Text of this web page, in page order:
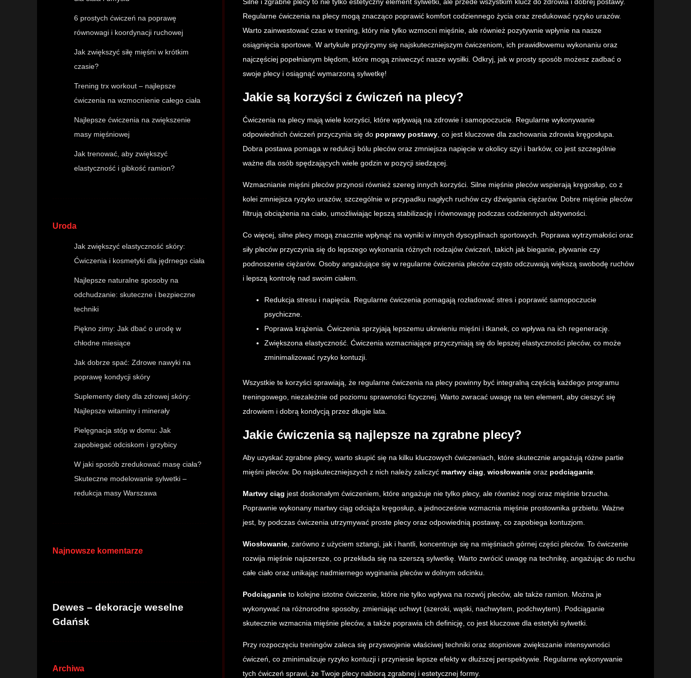
6 prostych ćwiczeń na poprawę
równowagi i koordynacji ruchowej
Jak zwiększyć siłę mięśni w krótkim
czasie?
Trening trx workout – najlepsze
ćwiczenia na wzmocnienie całego ciała
Najlepsze ćwiczenia na zwiększenie
masy mięśniowej
Jak trenować, aby zwiększyć
elastyczność i gibkość ramion?
Uroda
Jak zwiększyć elastyczność skóry:
Ćwiczenia i kosmetyki dla jędrnego ciała
Najlepsze naturalne sposoby na
odchudzanie: skuteczne i bezpieczne
techniki
Piękno zimy: Jak dbać o urodę w
chłodne miesiące
Jak dobrze spać: Zdrowe nawyki na
poprawę kondycji skóry
Suplementy diety dla zdrowej skóry:
Najlepsze witaminy i minerały
Pielęgnacja stóp w domu: Jak
zapobiegać odciskom i grzybicy
W jaki sposób zredukować masę ciała?
Skuteczne modelowanie sylwetki –
redukcja masy Warszawa
Najnowsze komentarze
Dewes – dekoracje weselne
Gdańsk
Archiwa
Regularne ćwiczenia na plecy mogą znacząco poprawić komfort codziennego życia oraz zredukować ryzyko urazów.
Warto zainwestować czas w trening, który nie tylko wzmocni mięśnie, ale również pozytywnie wpłynie na nasze
osiągnięcia sportowe. W artykule przyjrzymy się najskuteczniejszym ćwiczeniom, ich prawidłowemu wykonaniu oraz
najczęściej popełnianym błędom, które mogą zniweczyć nasze wysiłki. Odkryj, jak w prosty sposób możesz zadbać o
swoje plecy i osiągnąć wymarzoną sylwetkę!
Jakie są korzyści z ćwiczeń na plecy?
Ćwiczenia na plecy mają wiele korzyści, które wpływają na zdrowie i samopoczucie. Regularne wykonywanie
odpowiednich ćwiczeń przyczynia się do poprawy postawy , co jest kluczowe dla zachowania zdrowia kręgosłupa.
Dobra postawa pomaga w redukcji bólu pleców oraz zmniejsza napięcie w okolicy szyi i barków, co jest szczególnie
ważne dla osób spędzających wiele godzin w pozycji siedzącej.
Wzmacnianie mięśni pleców przynosi również szereg innych korzyści. Silne mięśnie pleców wspierają kręgosłup, co z
kolei zmniejsza ryzyko urazów, szczególnie w przypadku nagłych ruchów czy dźwigania ciężarów. Dobre mięśnie pleców
filtrują obciążenia na ciało, umożliwiając lepszą stabilizację i równowagę podczas codziennych aktywności.
Co więcej, silne plecy mogą znacznie wpłynąć na wyniki w innych dyscyplinach sportowych. Poprawa wytrzymałości oraz
siły pleców przyczynia się do lepszego wykonania różnych rodzajów ćwiczeń, takich jak bieganie, pływanie czy
podnoszenie ciężarów. Osoby angażujące się w regularne ćwiczenia pleców często odczuwają większą swobodę ruchów
i lepszą kontrolę nad swoim ciałem.
Redukcja stresu i napięcia. Regularne ćwiczenia pomagają rozładować stres i poprawić samopoczucie
psychiczne.
Poprawa krążenia. Ćwiczenia sprzyjają lepszemu ukrwieniu mięśni i tkanek, co wpływa na ich regenerację.
Zwiększona elastyczność. Ćwiczenia wzmacniające przyczyniają się do lepszej elastyczności pleców, co może
zminimalizować ryzyko kontuzji.
Wszystkie te korzyści sprawiają, że regularne ćwiczenia na plecy powinny być integralną częścią każdego programu
treningowego, niezależnie od poziomu sprawności fizycznej. Warto zwracać uwagę na ten element, aby cieszyć się
zdrowiem i dobrą kondycją przez długie lata.
Jakie ćwiczenia są najlepsze na zgrabne plecy?
Aby uzyskać zgrabne plecy, warto skupić się na kilku kluczowych ćwiczeniach, które skutecznie angażują różne partie
mięśni pleców. Do najskuteczniejszych z nich należy zaliczyć martwy ciąg wiosłowanie oraz podciąganie
Martwy ciąg jest doskonałym ćwiczeniem, które angażuje nie tylko plecy, ale również nogi oraz mięśnie brzucha.
Poprawnie wykonany martwy ciąg odciąża kręgosłup, a jednocześnie wzmacnia mięśnie prostownika grzbietu. Ważne
jest, by podczas ćwiczenia utrzymywać proste plecy oraz odpowiednią postawę, co zapobiega kontuzjom.
Wiosłowanie , zarówno z użyciem sztangi, jak i hantli, koncentruje się na mięśniach górnej części pleców. To ćwiczenie
rozwija mięśnie najszersze, co przekłada się na szerszą sylwetkę. Warto zwrócić uwagę na technikę, angażując do ruchu
całe ciało oraz unikając nadmiernego wyginania pleców w dolnym odcinku.
Podciąganie to kolejne istotne ćwiczenie, które nie tylko wpływa na rozwój pleców, ale także ramion. Można je
wykonywać na różnorodne sposoby, zmieniając uchwyt (szeroki, wąski, nachwytem, podchwytem). Podciąganie
skutecznie wzmacnia mięśnie pleców, a także poprawia ich definicję, co jest kluczowe dla estetyki sylwetki.
Przy rozpoczęciu treningów zaleca się przyswojenie właściwej techniki oraz stopniowe zwiększanie intensywności
ćwiczeń, co zminimalizuje ryzyko kontuzji i przyniesie lepsze efekty w dłuższej perspektywie. Regularne wykonywanie
tych ćwiczeń sprawi, że Twoje plecy nabiorą zgrabnej i estetycznej formy.